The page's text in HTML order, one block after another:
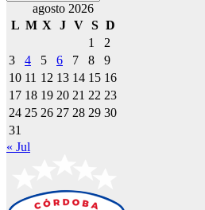
agosto 2026
L M X J V S D
1
2
3
4 5 6 7 8
9
10 11 12 13 14 15 16
17 18 19 20 21 22 23
24 25 26 27 28 29 30
31
« Jul